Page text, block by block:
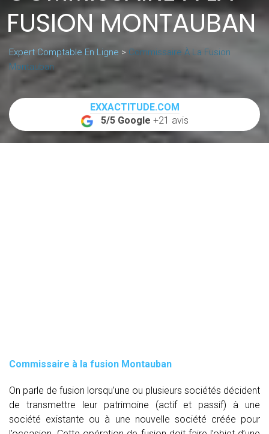
FUSION MONTAUBAN
Expert Comptable En Ligne > Commissaire À La Fusion
Montauban
EXXACTITUDE.COM
5/5 Google +21 avis
Commissaire à la fusion Montauban
On parle de fusion lorsqu’une ou plusieurs sociétés décident
de transmettre leur patrimoine (actif et passif) à une
société existante ou à une nouvelle société créée pour